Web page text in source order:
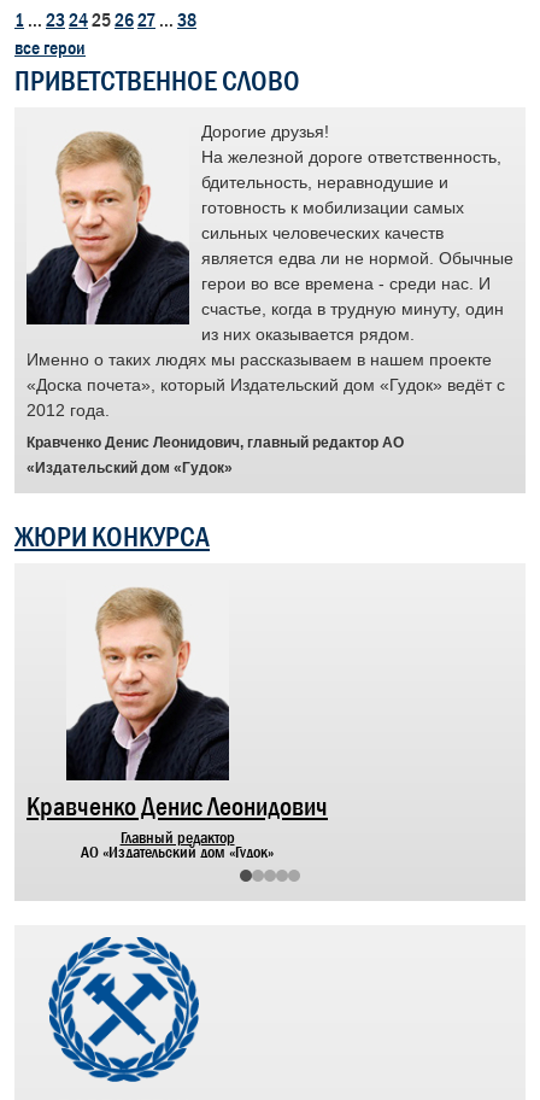
1 ... 2324252627 ... 38
все герои
ПРИВЕТСТВЕННОЕ СЛОВО
Дорогие друзья!
На железной дороге ответственность,
бдительность, неравнодушие и
готовность к мобилизации самых
сильных человеческих качеств
является едва ли не нормой. Обычные
герои во все времена - среди нас. И
счастье, когда в трудную минуту, один
из них оказывается рядом.
Именно о таких людях мы рассказываем в нашем проекте
«Доска почета», который Издательский дом «Гудок» ведёт с
2012 года.
Кравченко Денис Леонидович, главный редактор АО
«Издательский дом «Гудок»
ЖЮРИ КОНКУРСА
Кравченко Денис Леонидович
Главный редактор
АО «Издательский дом «Гудок»